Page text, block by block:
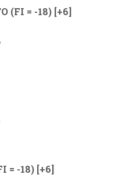
(FI = -18) [+6]
I = -18) [+6]